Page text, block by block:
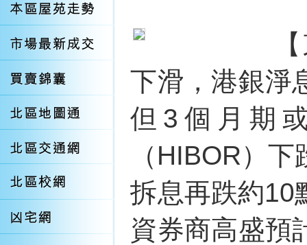
下滑，港銀淨
但3個月期
（HIBOR）
拆息再跌約10
資券商高盛預